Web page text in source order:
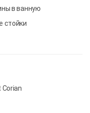
в ванную
стойки
Corian